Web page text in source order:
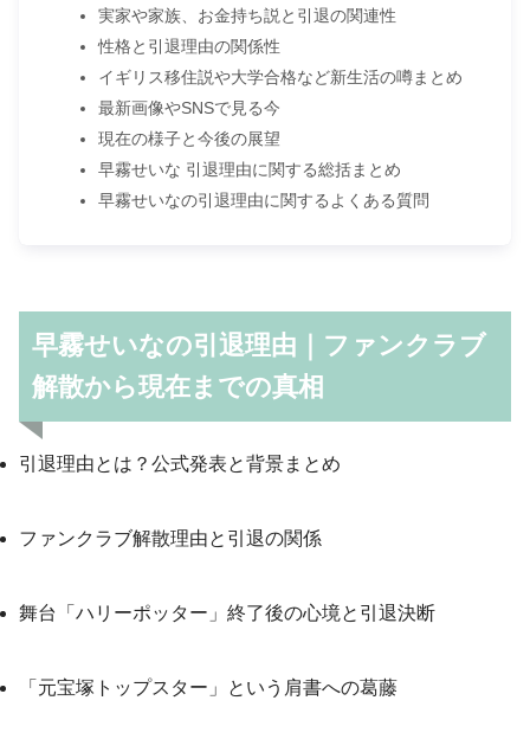
実家や家族、お金持ち説と引退の関連性
性格と引退理由の関係性
イギリス移住説や大学合格など新生活の噂まとめ
最新画像やSNSで見る今
現在の様子と今後の展望
早霧せいな 引退理由に関する総括まとめ
早霧せいなの引退理由に関するよくある質問
早霧せいなの引退理由｜ファンクラブ
解散から現在までの真相
引退理由とは？公式発表と背景まとめ
ファンクラブ解散理由と引退の関係
舞台「ハリーポッター」終了後の心境と引退決断
「元宝塚トップスター」という肩書への葛藤